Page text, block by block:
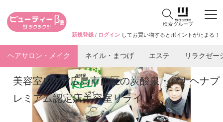
検索グループ
新規登録 / ログイン してお買い物するとポイントがたまる！
ヘアサロン・メイク ネイル・まつげ エステ リラクゼー
美容室RELY/広島市西区の炭酸泉・ハナヘナプ
レミアム認定店美容室リライ